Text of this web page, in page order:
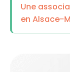
Une
en Alsace-